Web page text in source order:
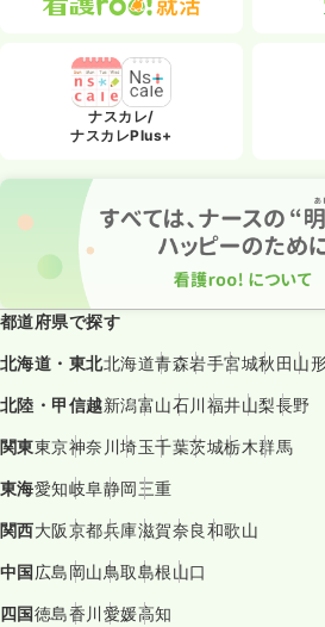
ナスカレ/
ナスカレPlus+
都道府県で探す
北海道・東北北海道青森岩手宮城秋田山
北陸・甲信越新潟富山石川福井山梨長野
関東東京神奈川埼玉千葉茨城栃木群馬
東海愛知岐阜静岡三重
関西大阪京都兵庫滋賀奈良和歌山
中国広島岡山鳥取島根山口
四国徳島香川愛媛高知